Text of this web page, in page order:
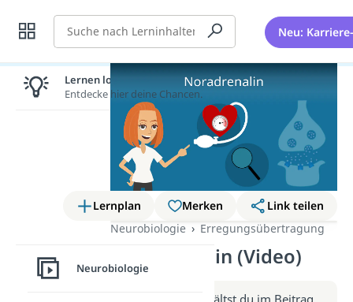
Suche Neu:
Lernplan Merken
Link teilen
Neurobiologie
Erregungsübertragung
Noradrenalin (Video)
Lernen lohnt sich!
Entdecke hier deine Chancen.
Neurobiologie